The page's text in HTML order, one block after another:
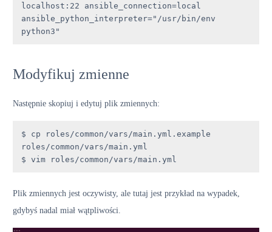
localhost:22 ansible_connection=local
ansible_python_interpreter="/usr/bin/env
python3"
Modyfikuj zmienne
Następnie skopiuj i edytuj plik zmiennych:
$ cp roles/common/vars/main.yml.example
roles/common/vars/main.yml
$ vim roles/common/vars/main.yml
Plik zmiennych jest oczywisty, ale tutaj jest przykład na wypadek,
gdybyś nadal miał wątpliwości.